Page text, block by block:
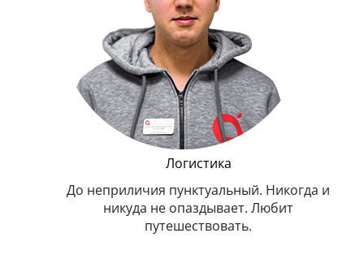
Логистика
До неприличия пунктуальный. Никогда и
никуда не опаздывает. Любит
путешествовать.